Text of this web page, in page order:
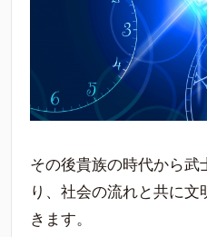
その後貴族の時代から武
り、社会の流れと共に
きます。